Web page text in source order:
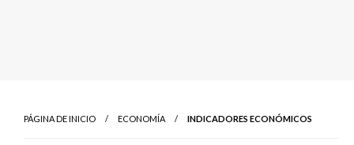
PÁGINA DE INICIO ECONOMÍA INDICADORES ECONÓMICOS